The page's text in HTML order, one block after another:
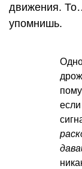
движения.
упомнишь.
если